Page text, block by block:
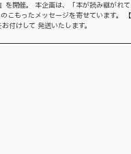
を開催。 本企画は、「本が読み継がれ
こもったメッセージを寄せています。
付けして 発送いたします。